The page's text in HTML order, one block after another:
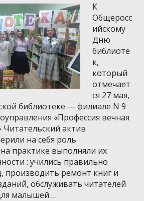
К
Общеросс
ийскому
Дню
библиоте
к,
который
отмечает
ся 27 мая,
библиотеке — филиале N 9
«Профессия вечная
актив
на себя роль
практике выполняли их
: учились правильно
производить ремонт книг и
обслуживать читателей
малышей …